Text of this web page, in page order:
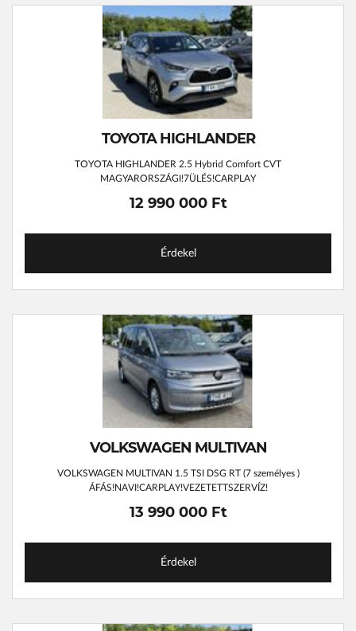
TOYOTA HIGHLANDER
TOYOTA HIGHLANDER 2.5 Hybrid Comfort CVT
MAGYARORSZÁGI!7ÜLÉS!CARPLAY
12 990 000 Ft
Érdekel
VOLKSWAGEN MULTIVAN
VOLKSWAGEN MULTIVAN 1.5 TSI DSG RT (7 személyes )
ÁFÁS!NAVI!CARPLAY!VEZETETTSZERVÍZ!
13 990 000 Ft
Érdekel